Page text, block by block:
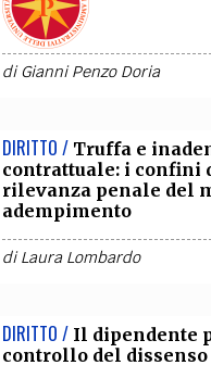
diGianni Penzo Doria
DIRITTO / Truffa e
contrattuale: i confini
rilevanza penale del
adempimento
diLaura Lombardo
DIRITTO / Il dipendente
controllo del